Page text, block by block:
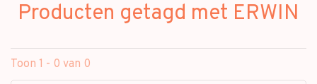
Producten getagd met ERWIN
Toon 1 - 0 van 0